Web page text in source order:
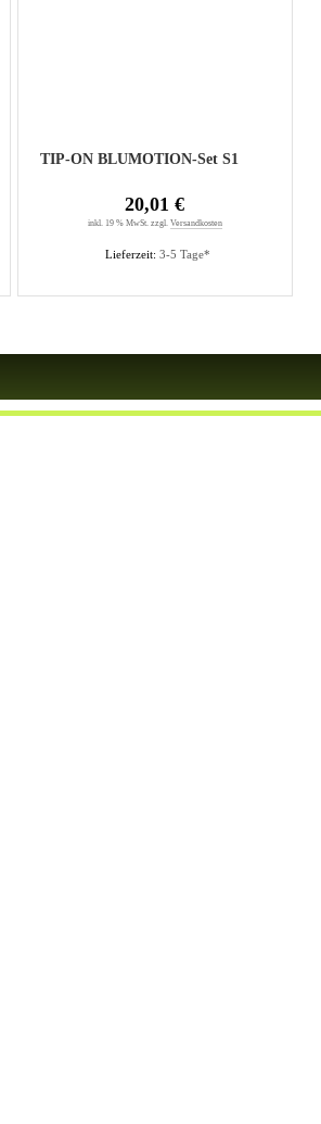
TIP-ON BLUMOTION-Set S1
Lieferzeit: 3-5 Tage*
20,01 €
inkl. 19 % MwSt. zzgl. Versandkosten